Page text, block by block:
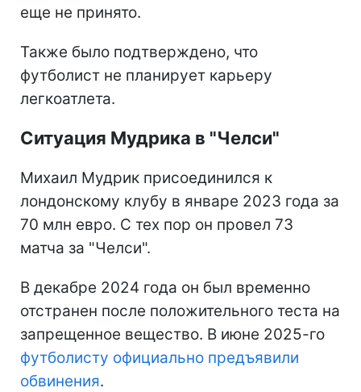
еще не принято.
Также было подтверждено, что
футболист не планирует карьеру
легкоатлета.
Ситуация Мудрика в "Челси"
Михаил Мудрик присоединился к
лондонскому клубу в январе 2023 года за
70 млн евро. С тех пор он провел 73
матча за "Челси".
В декабре 2024 года он был временно
отстранен после положительного теста на
запрещенное вещество. В июне 2025-го
футболисту официально предъявили
обвинения.